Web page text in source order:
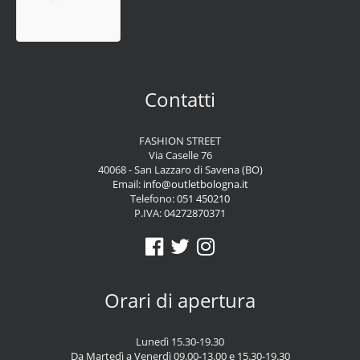
Contatti
FASHION STREET
Via Caselle 76
40068 - San Lazzaro di Savena (BO)
Email: info@outletbologna.it
Telefono:051 450210
P.IVA: 04272870371
Orari di apertura
Lunedì 15.30-19.30
Da Martedì a Venerdì 09.00-13.00 e 15.30-19.30